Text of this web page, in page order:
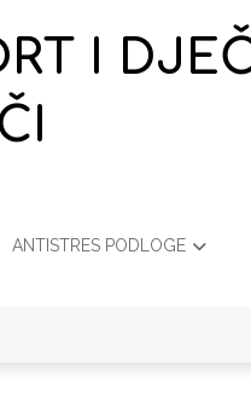
I
ANTISTRES PODLOGE